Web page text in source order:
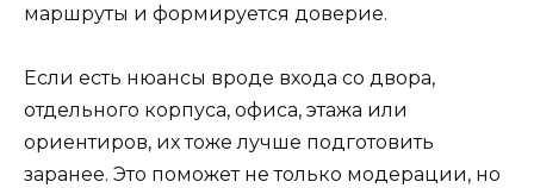
маршруты и формируется доверие.
Если есть нюансы вроде входа со двора,
отдельного корпуса, офиса, этажа или
ориентиров, их тоже лучше подготовить
заранее. Это поможет не только модерации, но